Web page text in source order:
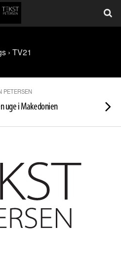
› TV21
PETERSEN
uge i Makedonien